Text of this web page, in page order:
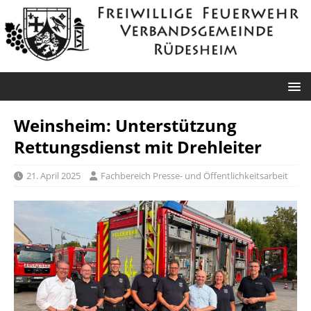
Weinsheim: Unterstützung
Rettungsdienst mit Drehleiter
21. April 2025 Fachbereich Presse- und Öffentlichkeitsarbeit